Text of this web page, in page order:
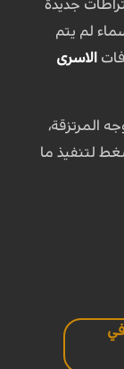
جديدة
لم يتم
الاسرى
المرتزقة،
لتنفيذ ما